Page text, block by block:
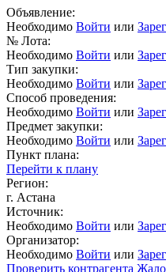
Объявление:
Необходимо Войти или
№ Лота:
Необходимо Войти или
Тип закупки:
Необходимо Войти или
Способ проведения:
Необходимо Войти или
Предмет закупки:
Необходимо Войти или
Пункт плана:
Перейти к плану
Регион:
г. Астана
Источник:
Необходимо Войти или
Организатор:
Необходимо Войти или
Проверить контрагента